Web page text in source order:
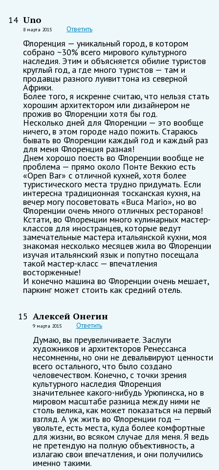
14 Uno
8 марта 2015 Ответить
Флоренция — уникальный город, в котором
собрано ~30% всего мирового культурного
наследия. Этим и объясняется обилие туристов
круглый год, а где много туристов — там и
продавцы разного луивиттона из северной
Африки.
Более того, я искренне считаю, что нельзя стать
хорошим архитектором или дизайнером не
прожив во Флоренции хотя бы год.
Несколько дней для Флоренции — это вообще
ничего, в этом городе надо пожить. Стараюсь
бывать во Флоренции каждый год и каждый раз
для меня Флоренция разная!
Днем хорошо поесть во Флоренции вообще не
проблема — прямо около Понте Веккио есть
«Open Bar» c отличной кухней, хотя более
туристического места трудно придумать. Если
интересна традиционная тосканская кухня, на
вечер могу посоветовать «Buca Mario», но во
Флоренции очень много отличных ресторанов!
Кстати, во Флоренции много кулинарных мастер-
классов для иностранцев, которые ведут
замечательные мастера итальянской кухни, моя
знакомая несколько месяцев жила во Флоренции
изучая итальянский язык и попутно посещала
такой мастер-класс — впечатления
восторженные!
И конечно машина во Флоренции очень мешает,
паркинг может стоить как средний отель.
15 Алексей Онегин
9 марта 2015 Ответить
Думаю, вы преувеличиваете. Заслуги
художников и архитекторов Ренессанса
несомненны, но они не девальвируют ценности
всего остального, что было создано
человечеством. Конечно, с точки зрения
культурного наследия Флоренция
значительнее какого-нибудь Урюпинска, но в
мировом масштабе разница между ними не
столь велика, как может показаться на первый
взгляд. А уж жить во Флоренции год —
увольте, есть места, куда более комфортные
для жизни, во всяком случае для меня. Я ведь
не претендую на полную объективность, а
излагаю свои впечатления, и они получились
именно такими.